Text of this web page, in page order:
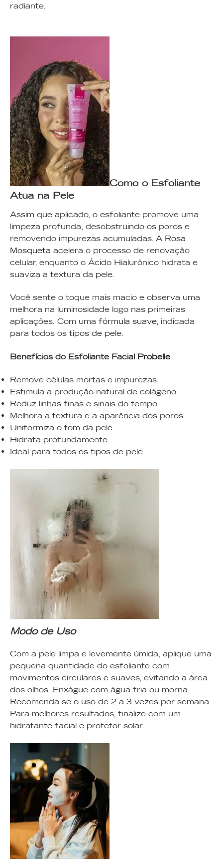
radiante.
Como o Esfoliante
Atua na Pele
Assim que aplicado, o esfoliante promove uma
limpeza profunda, desobstruindo os poros e
removendo impurezas acumuladas. A Rosa
Mosqueta acelera o processo de renovação
celular, enquanto o Ácido Hialurônico hidrata e
suaviza a textura da pele.
Você sente o toque mais macio e observa uma
melhora na luminosidade logo nas primeiras
aplicações. Com uma fórmula suave, indicada
para todos os tipos de pele.
Benefícios do Esfoliante Facial Probelle
Remove células mortas e impurezas.
Estimula a produção natural de colágeno.
Reduz linhas finas e sinais do tempo.
Melhora a textura e a aparência dos poros.
Uniformiza o tom da pele.
Hidrata profundamente.
Ideal para todos os tipos de pele.
Modo de Uso
Com a pele limpa e levemente úmida, aplique uma
pequena quantidade do esfoliante com
movimentos circulares e suaves, evitando a área
dos olhos. Enxágue com água fria ou morna.
Recomenda-se o uso de 2 a 3 vezes por semana.
Para melhores resultados, finalize com um
hidratante facial e protetor solar.